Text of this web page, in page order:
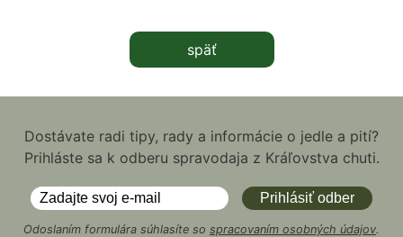
späť
Dostávate radi tipy, rady a informácie o jedle a pití?
Prihláste sa k odberu spravodaja z Kráľovstva chuti.
Odoslaním formulára súhlasíte so spracovaním osobných údajov.